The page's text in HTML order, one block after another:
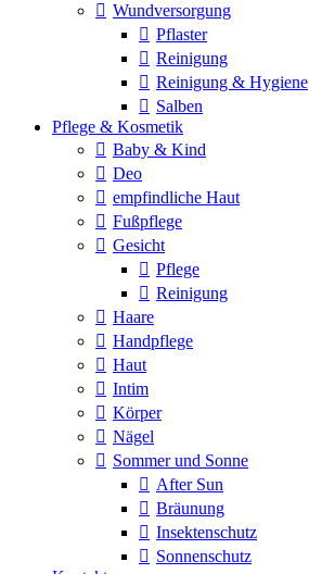
Wundversorgung
Pflaster
Reinigung
Reinigung & Hygiene
Salben
Pflege & Kosmetik
Baby & Kind
Deo
empfindliche Haut
Fußpflege
Gesicht
Pflege
Reinigung
Haare
Handpflege
Haut
Intim
Körper
Nägel
Sommer und Sonne
After Sun
Bräunung
Insektenschutz
Sonnenschutz